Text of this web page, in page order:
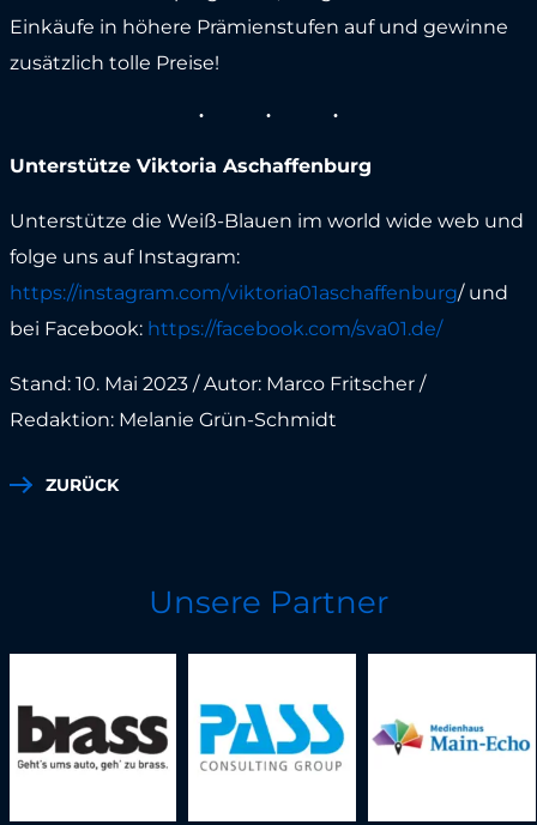
Einkäufe in höhere Prämienstufen auf und gewinne
zusätzlich tolle Preise!
Unterstütze Viktoria Aschaffenburg
Unterstütze die Weiß-Blauen im world wide web und
folge uns auf Instagram:
https://instagram.com/viktoria01aschaffenburg/ und
bei Facebook: https://facebook.com/sva01.de/
Stand: 10. Mai 2023 / Autor: Marco Fritscher /
Redaktion: Melanie Grün-Schmidt
ZURÜCK
Unsere Partner